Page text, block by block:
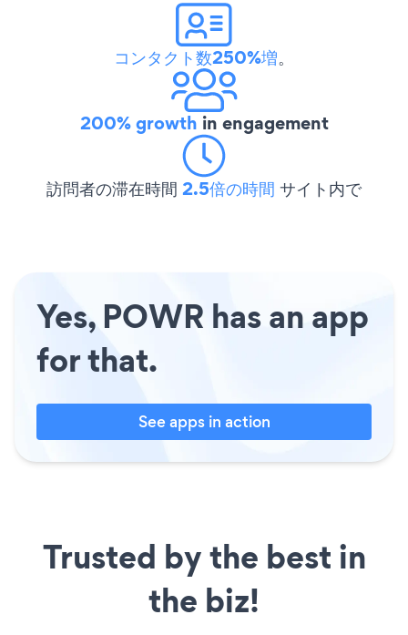
コンタクト数250%増。
200% growth in engagement
訪問者の滞在時間 2.5倍の時間 サイト内で
Yes, POWR has an app
for that.
See apps in action
Trusted by the best in
the biz!